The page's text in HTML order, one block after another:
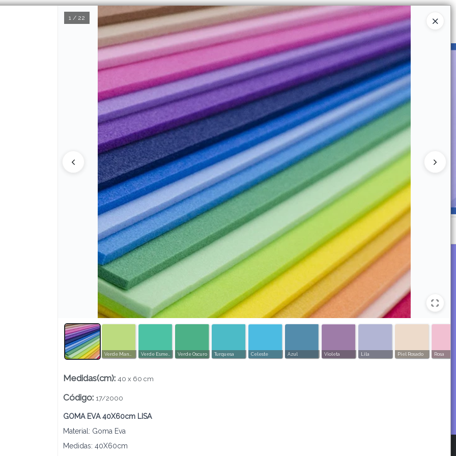
1 / 22
Verde Manzana Verde Esmeralda Verde Oscuro Turquesa Celeste Azul Violeta Lila Piel Rosado Rosa
Medidas(cm): 40 x 60 cm
Código: 17/2000
GOMA EVA 40X60cm LISA
Material: Goma Eva
Medidas: 40X60cm
Ingresar a la Tienda
CÓMO COMPRAR QUIÉNES SOMOS CATÁLOGOS CONTACTO
Lista vacía